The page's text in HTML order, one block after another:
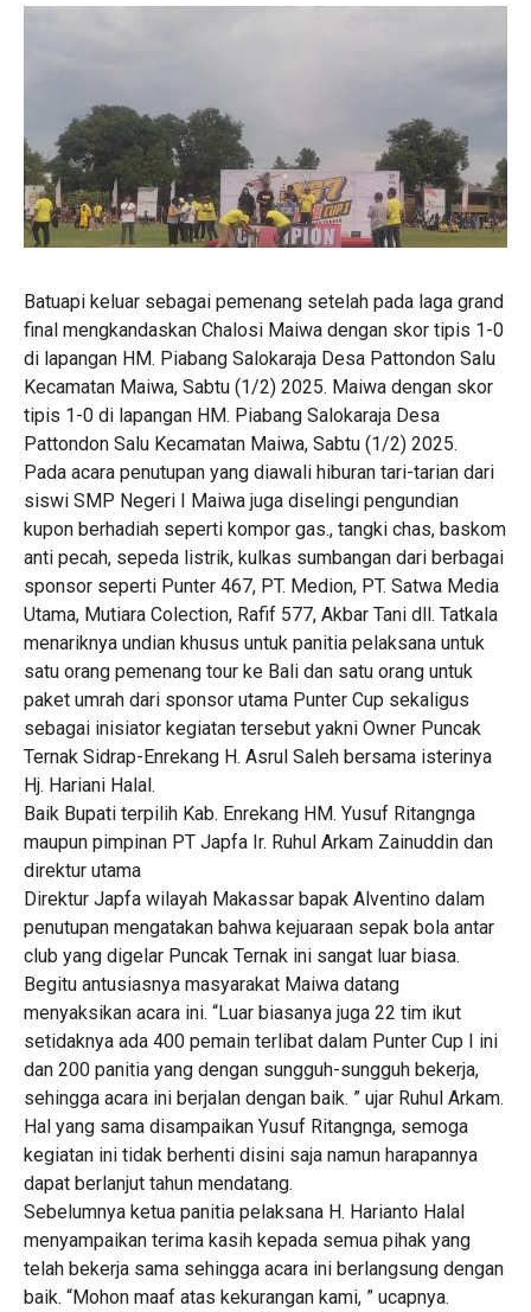
Batuapi keluar sebagai pemenang setelah pada laga grand
final mengkandaskan Chalosi Maiwa dengan skor tipis 1-0
di lapangan HM. Piabang Salokaraja Desa Pattondon Salu
Kecamatan Maiwa, Sabtu (1/2) 2025. Maiwa dengan skor
tipis 1-0 di lapangan HM. Piabang Salokaraja Desa
Pattondon Salu Kecamatan Maiwa, Sabtu (1/2) 2025.
Pada acara penutupan yang diawali hiburan tari-tarian dari
siswi SMP Negeri I Maiwa juga diselingi pengundian
kupon berhadiah seperti kompor gas., tangki chas, baskom
anti pecah, sepeda listrik, kulkas sumbangan dari berbagai
sponsor seperti Punter 467, PT. Medion, PT. Satwa Media
Utama, Mutiara Colection, Rafif 577, Akbar Tani dll. Tatkala
menariknya undian khusus untuk panitia pelaksana untuk
satu orang pemenang tour ke Bali dan satu orang untuk
paket umrah dari sponsor utama Punter Cup sekaligus
sebagai inisiator kegiatan tersebut yakni Owner Puncak
Ternak Sidrap-Enrekang H. Asrul Saleh bersama isterinya
Hj. Hariani Halal.
Baik Bupati terpilih Kab. Enrekang HM. Yusuf Ritangnga
maupun pimpinan PT Japfa Ir. Ruhul Arkam Zainuddin dan
direktur utama
Direktur Japfa wilayah Makassar bapak Alventino dalam
penutupan mengatakan bahwa kejuaraan sepak bola antar
club yang digelar Puncak Ternak ini sangat luar biasa.
Begitu antusiasnya masyarakat Maiwa datang
menyaksikan acara ini. “Luar biasanya juga 22 tim ikut
setidaknya ada 400 pemain terlibat dalam Punter Cup I ini
dan 200 panitia yang dengan sungguh-sungguh bekerja,
sehingga acara ini berjalan dengan baik. ” ujar Ruhul Arkam.
Hal yang sama disampaikan Yusuf Ritangnga, semoga
kegiatan ini tidak berhenti disini saja namun harapannya
dapat berlanjut tahun mendatang.
Sebelumnya ketua panitia pelaksana H. Harianto Halal
menyampaikan terima kasih kepada semua pihak yang
telah bekerja sama sehingga acara ini berlangsung dengan
baik. “Mohon maaf atas kekurangan kami, ” ucapnya.